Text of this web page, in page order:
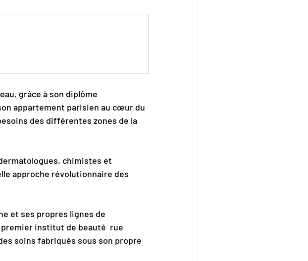
grâce à son diplôme
appartement parisien au cœur du
des différentes zones de la
chimistes et
approche révolutionnaire des
et ses propres lignes de
premier institut de beauté  rue
soins fabriqués sous son propre